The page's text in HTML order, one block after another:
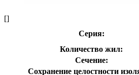
[]
Серия:
Количество жил:
Сечение:
Сохранение целостности